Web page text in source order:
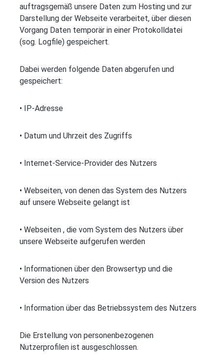
auftragsgemäß unsere Daten zum Hosting und zur
Darstellung der Webseite verarbeitet, über diesen
Vorgang Daten temporär in einer Protokolldatei
(sog. Logfile) gespeichert.
Dabei werden folgende Daten abgerufen und
gespeichert:
• IP-Adresse
• Datum und Uhrzeit des Zugriffs
• Internet-Service-Provider des Nutzers
• Webseiten, von denen das System des Nutzers
auf unsere Webseite gelangt ist
• Webseiten , die vom System des Nutzers über
unsere Webseite aufgerufen werden
• Informationen über den Browsertyp und die
Version des Nutzers
• Information über das Betriebssystem des Nutzers
Die Erstellung von personenbezogenen
Nutzerprofilen ist ausgeschlossen.